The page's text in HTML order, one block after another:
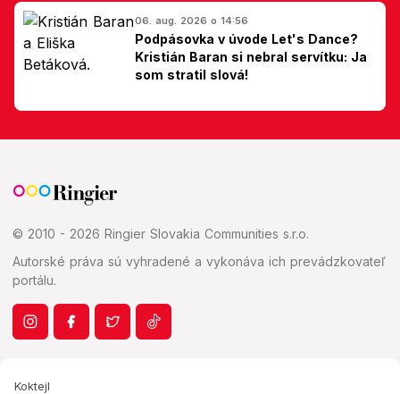
06. aug. 2026 o 14:56
Podpásovka v úvode Let's Dance?
Kristián Baran si nebral servítku: Ja
som stratil slová!
© 2010 - 2026 Ringier Slovakia Communities s.r.o.
Autorské práva sú vyhradené a vykonáva ich prevádzkovateľ
portálu.
Koktejl